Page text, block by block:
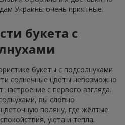
Украины очень приятные.
букета с
букеты с подсолнухами
солнечные цветы невозможно
с первого взгляда.
вы словно
поляну, где жёлтые
уюта и тепла.